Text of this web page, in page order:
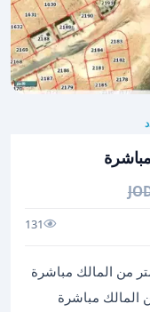
131
للبيع في منطقة ماركا مساحة ٥٤١ متر من المالك مباشرة
المالك مباشرة